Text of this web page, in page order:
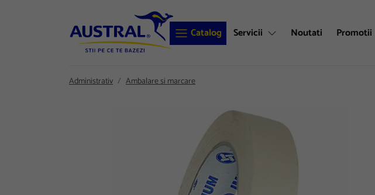
Catalog Servicii Noutati Promotii
Administrativ Ambalare si marcare